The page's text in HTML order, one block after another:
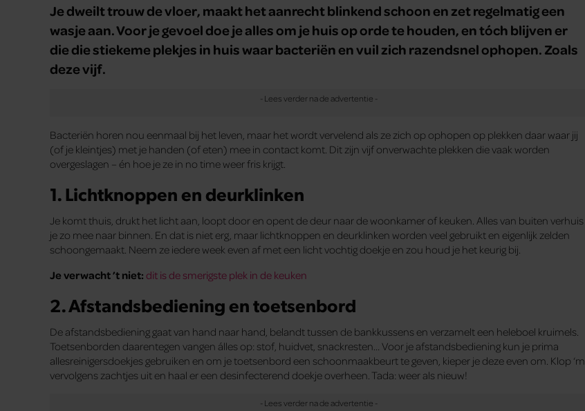
Je dweilt trouw de vloer, maakt het aanrecht blinkend schoon en zet regelmatig een
wasje aan. Voor je gevoel doe je alles om je huis op orde te houden, en tóch blijven er
die die stiekeme plekjes in huis waar bacteriën en vuil zich razendsnel ophopen. Zoals
deze vijf.
Bacteriën horen nou eenmaal bij het leven, maar het wordt vervelend als ze zich op ophopen op plekken daar waar jij
(of je kleintjes) met je handen (of eten) mee in contact komt. Dit zijn vijf onverwachte plekken die vaak worden
overgeslagen – én hoe je ze in no time weer fris krijgt.
1. Lichtknoppen en deurklinken
Je komt thuis, drukt het licht aan, loopt door en opent de deur naar de woonkamer of keuken. Alles van buiten verhuis
je zo mee naar binnen. En dat is niet erg, maar lichtknoppen en deurklinken worden veel gebruikt en eigenlijk zelden
schoongemaakt. Neem ze iedere week even af met een licht vochtig doekje en zou houd je het keurig bij.
Je verwacht ’t niet: dit is de smerigste plek in de keuken
2. Afstandsbediening en toetsenbord
De afstandsbediening gaat van hand naar hand, belandt tussen de bankkussens en verzamelt een heleboel kruimels.
Toetsenborden daarentegen vangen álles op: stof, huidvet, snackresten… Voor je afstandsbediening kun je prima
allesreinigersdoekjes gebruiken en om je toetsenbord een schoonmaakbeurt te geven, kieper je deze even om. Klop ‘m
vervolgens zachtjes uit en haal er een desinfecterend doekje overheen. Tada: weer als nieuw!